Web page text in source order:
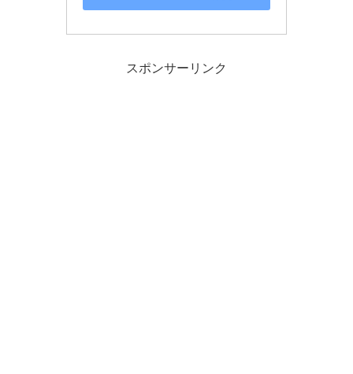
スポンサーリンク